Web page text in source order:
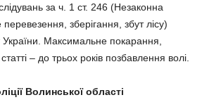
за ч. 1 ст. 246 (Незаконна
зберігання, збут лісу)
України. Максимальне покарання,
– до трьох років позбавлення волі.
Волинської області